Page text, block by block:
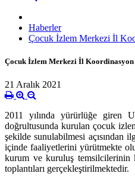
Haberler
Çocuk İzlem Merkezi İl
Çocuk İzlem Merkezi İl
21 Aralık 2021
2011 yılında yürürlüğe giren
doğrultusunda kurulan çocuk
şekilde sunulabilmesi
içinde faaliyetlerini yürütmekte
kurum ve kuruluş temsilcilerinin
toplantıları gerçekleştirilmektedir.